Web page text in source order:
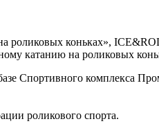
роликовых коньках»,
катанию на роликовых
Спортивного комплекса
роликового спорта.